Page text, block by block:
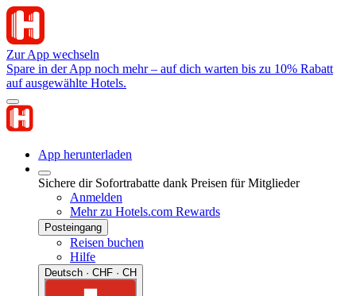
Zur App wechseln
Spare in der App noch mehr – auf dich warten bis zu 10% Rabatt
auf ausgewählte Hotels.
App herunterladen
Sichere dir Sofortrabatte dank Preisen für Mitglieder
Anmelden
Mehr zu Hotels.com Rewards
Posteingang
Reisen buchen
Hilfe
Deutsch · CHF · CH